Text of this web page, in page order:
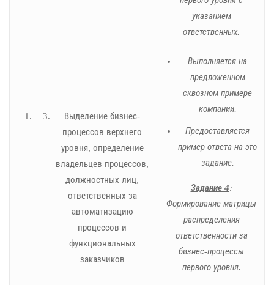
Выделение бизнес-
процессов верхнего
уровня, определение
владельцев процессов,
должностных лиц,
ответственных за
автоматизацию
процессов и
функциональных
заказчиков
указанием
ответственных.
Выполняется на
предложенном
сквозном примере
компании.
Предоставляется
пример ответа на это
задание.
Задание 4:
Формирование матрицы
распределения
ответственности за
бизнес-процессы
первого уровня.